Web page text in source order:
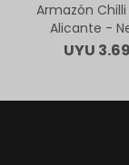
Armazón Chilli
Alicante -
UYU